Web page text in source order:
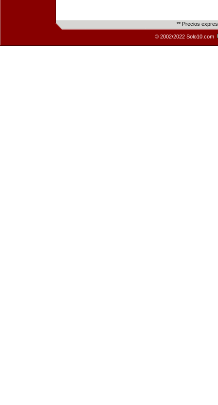
** Precios
© 2002/2022 Solo10.com